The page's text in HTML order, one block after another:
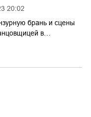
20:02
брань и сцены
в…